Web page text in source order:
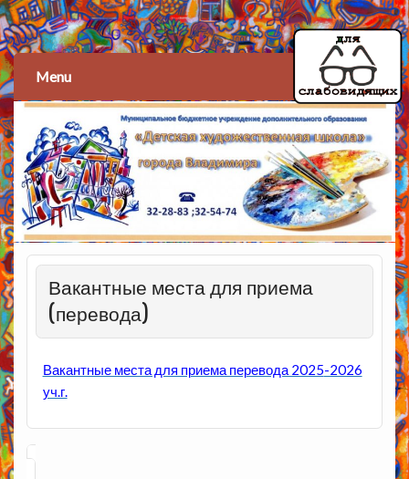
Детская художественная
школа
Menu
Вакантные места для приема
(перевода)
Вакантные места для приема перевода 2025-2026
уч.г.